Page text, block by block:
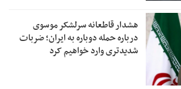
هشدار قاطعانه سرلشکر موسوی
درباره حمله دوباره به ایران؛ ضربات
شدیدتری وارد خواهیم کرد